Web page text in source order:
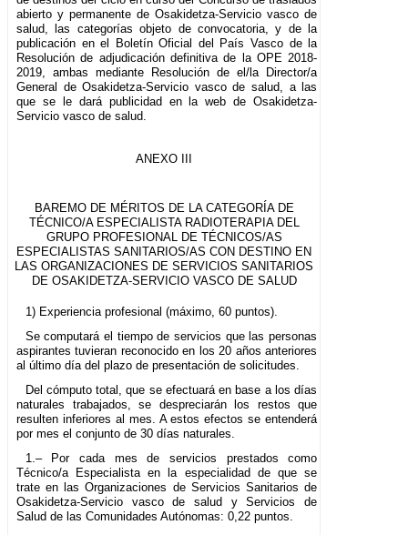
abierto y permanente de Osakidetza-Servicio vasco de
salud, las categorías objeto de convocatoria, y de la
publicación en el Boletín Oficial del País Vasco de la
Resolución de adjudicación definitiva de la OPE 2018-
2019, ambas mediante Resolución de el/la Director/a
General de Osakidetza-Servicio vasco de salud, a las
que se le dará publicidad en la web de Osakidetza-
Servicio vasco de salud.
ANEXO III
BAREMO DE MÉRITOS DE LA CATEGORÍA DE
TÉCNICO/A ESPECIALISTA RADIOTERAPIA DEL
GRUPO PROFESIONAL DE TÉCNICOS/AS
ESPECIALISTAS SANITARIOS/AS CON DESTINO EN
LAS ORGANIZACIONES DE SERVICIOS SANITARIOS
DE OSAKIDETZA-SERVICIO VASCO DE SALUD
1) Experiencia profesional (máximo, 60 puntos).
Se computará el tiempo de servicios que las personas
aspirantes tuvieran reconocido en los 20 años anteriores
al último día del plazo de presentación de solicitudes.
Del cómputo total, que se efectuará en base a los días
naturales trabajados, se despreciarán los restos que
resulten inferiores al mes. A estos efectos se entenderá
por mes el conjunto de 30 días naturales.
1.– Por cada mes de servicios prestados como
Técnico/a Especialista en la especialidad de que se
trate en las Organizaciones de Servicios Sanitarios de
Osakidetza-Servicio vasco de salud y Servicios de
Salud de las Comunidades Autónomas: 0,22 puntos.